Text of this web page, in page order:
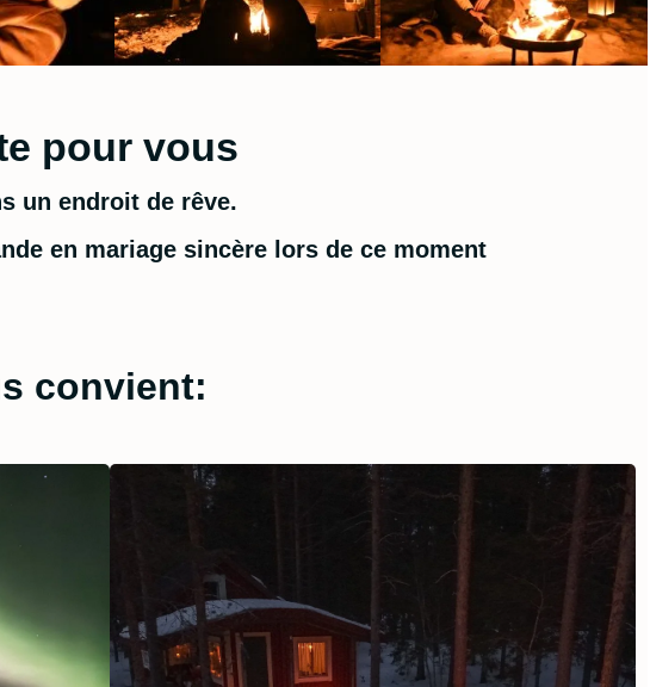
pour vous
un endroit de rêve.
en mariage sincère lors de ce moment
convient: